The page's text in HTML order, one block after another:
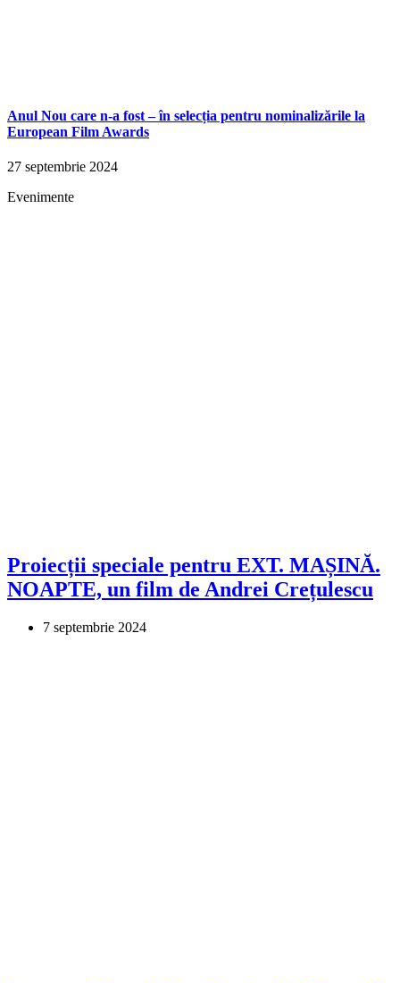
Anul Nou care n-a fost – în selecția pentru nominalizările la
European Film Awards
27 septembrie 2024
Evenimente
Proiecții speciale pentru EXT. MAȘINĂ.
NOAPTE, un film de Andrei Crețulescu
7 septembrie 2024